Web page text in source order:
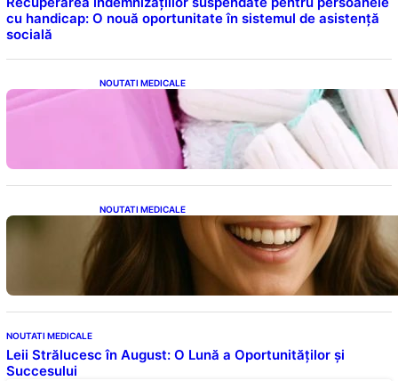
cu handicap: O nouă oportunitate în sistemul de asistență
socială
NOUTATI MEDICALE
Tampoanele menstruale: O analiză profundă
a riscurilor legate de metale toxice
NOUTATI MEDICALE
Ceaiul – Băutura care protejează inima:
Descoperiri recente despre beneficiile
consumului zilnic
NOUTATI MEDICALE
Leii Strălucesc în August: O Lună a Oportunităților și
Succesului